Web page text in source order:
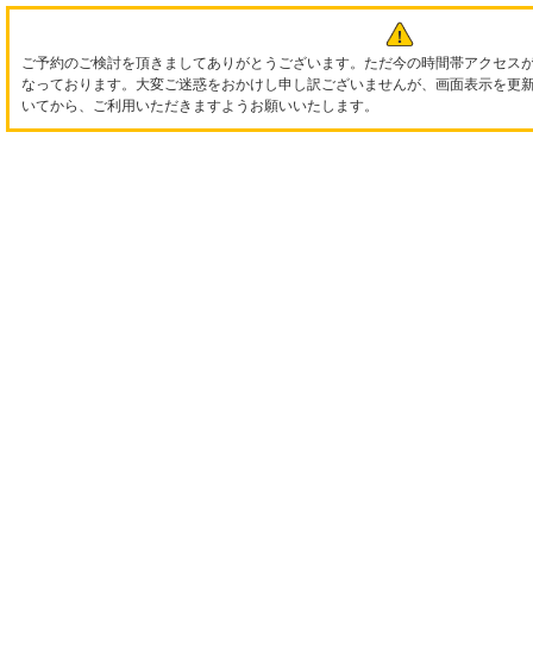
ご予約のご検討を頂きましてありがとうございます。ただ今の時間帯アクセス
なっております。大変ご迷惑をおかけし申し訳ございませんが、画面表示を更
いてから、ご利用いただきますようお願いいたします。